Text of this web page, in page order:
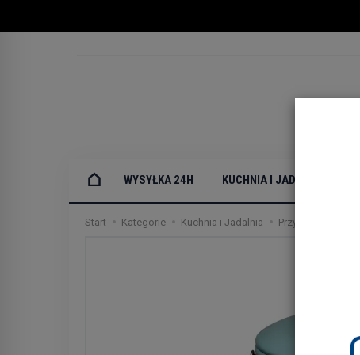
WYSYŁKA 24H KUCHNIA I JADALNIA
Start Kategorie Kuchnia i Jadalnia Przybory kuchenne